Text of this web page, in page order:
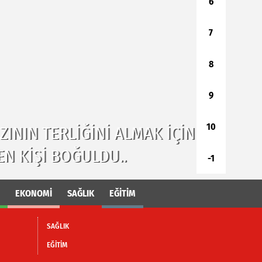
IÇIN SEYHAN BARAJ
ADANA
7
8
9
10
-1
EKONOMİ SAĞLIK EĞİTİM
SAĞLIK
EĞİTİM